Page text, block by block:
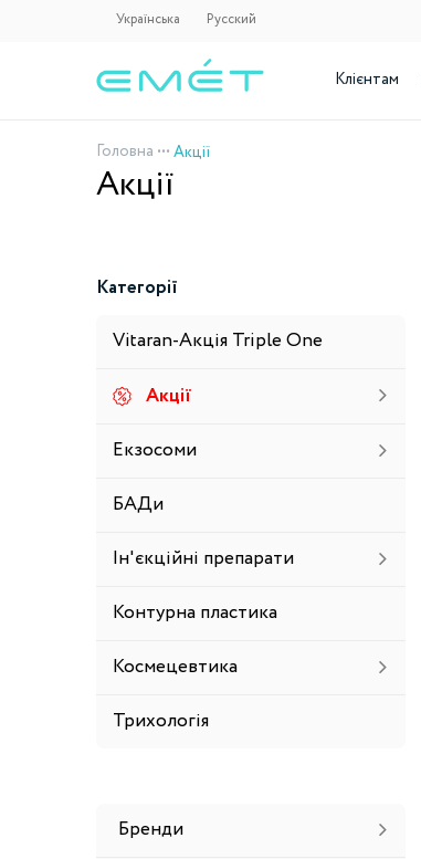
Українська Русский
Клієнтам
Головна ••• Акції
Акції
Категорії
Vitaran-Акція Triple One
Акції
Екзосоми
БАДи
Ін'єкційні препарати
Контурна пластика
Космецевтика
Трихологія
Бренди